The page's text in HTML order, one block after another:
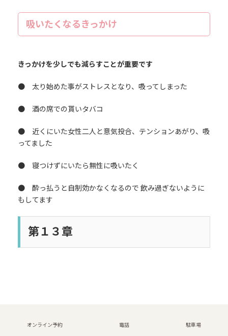
吸いたくなるきっかけ
きっかけを少しでも減らすことが重要です
● 太り始めた事がストレスとなり、吸ってしまった
● 酒の席での貰いタバコ
● 近くにいた女性二人と意気投合、テンションあがり、吸
ってました
● 寝つけずにいたら無性に吸いたく
● 酔っ払うと自制効かなくなるので 飲み過ぎないように
もしてます
第１３章
精神状態に対する対処
オンライン予約 電話 駐車場